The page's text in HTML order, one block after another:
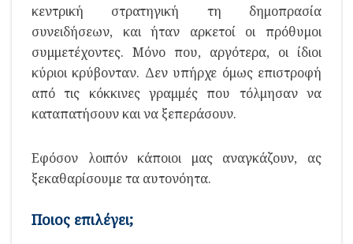
κεντρική στρατηγική τη δημοπρασία
συνειδήσεων, και ήταν αρκετοί οι πρόθυμοι
συμμετέχοντες. Μόνο που, αργότερα, οι ίδιοι
κύριοι κρύβονταν. Δεν υπήρχε όμως επιστροφή
από τις κόκκινες γραμμές που τόλμησαν να
καταπατήσουν και να ξεπεράσουν.
Εφόσον λοιπόν κάποιοι μας αναγκάζουν, ας
ξεκαθαρίσουμε τα αυτονόητα.
Ποιος επιλέγει;